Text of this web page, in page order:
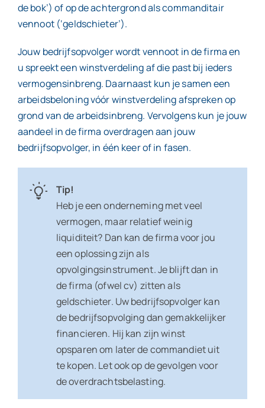
de bok’) of op de achtergrond als commanditair
vennoot (‘geldschieter’).
Jouw bedrijfsopvolger wordt vennoot in de firma en
u spreekt een winstverdeling af die past bij ieders
vermogensinbreng. Daarnaast kun je samen een
arbeidsbeloning vóór winstverdeling afspreken op
grond van de arbeidsinbreng. Vervolgens kun je jouw
aandeel in de firma overdragen aan jouw
bedrijfsopvolger, in één keer of in fasen.
Tip!
Heb je een onderneming met veel
vermogen, maar relatief weinig
liquiditeit? Dan kan de firma voor jou
een oplossing zijn als
opvolgingsinstrument. Je blijft dan in
de firma (ofwel cv) zitten als
geldschieter. Uw bedrijfsopvolger kan
de bedrijfsopvolging dan gemakkelijker
financieren. Hij kan zijn winst
opsparen om later de commandiet uit
te kopen. Let ook op de gevolgen voor
de overdrachtsbelasting.